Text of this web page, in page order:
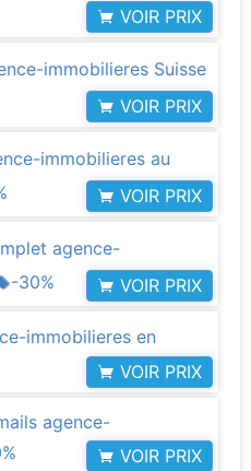
VOIR PRIX
immobilieres Suisse
VOIR PRIX
immobilieres au
VOIR PRIX
agence-
-30% VOIR PRIX
immobilieres en
VOIR PRIX
agence-
VOIR PRIX